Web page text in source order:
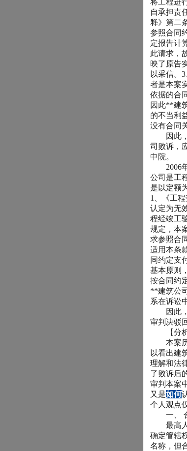
自承担责
释》第二
参照合同
定报告计
此请求，
映了原告
以采信。 3
者是本案
依据的合
因此**建
的不当利
没有合同
因此，
司败诉，
中院。
2006
公司是工
是以定额
1
、《工
认定为无
程经竣工
规定，本
求参照合
适用本条
同约定支
基本原则
按合同约
**建筑公
系在诉讼
因此，
审判决驳
【分析
本案历
以看出建
理解和法
了败诉后
审判本案
又是如何
个人观点
一、
最高人
确定管辖
名称，但